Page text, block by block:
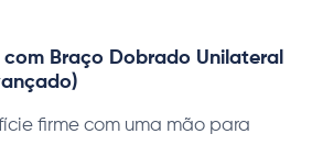
Braço Dobrado Unilateral
firme com uma mão para